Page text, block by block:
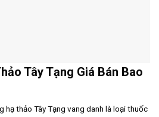
Tây Tạng Giá Bán Bao
hạ thảo Tây Tạng vang danh là loại thuốc